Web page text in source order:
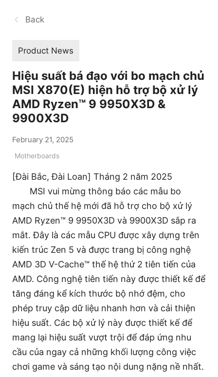
Back
Product News
Hiệu suất bá đạo với bo mạch chủ
MSI X870(E) hiện hỗ trợ bộ xử lý
AMD Ryzen™ 9 9950X3D &
9900X3D
February 21, 2025
Motherboards
[Đài Bắc, Đài Loan] Tháng 2 năm 2025
MSI vui mừng thông báo các mẫu bo
mạch chủ thế hệ mới đã hỗ trợ cho bộ xử lý
AMD Ryzen™ 9 9950X3D và 9900X3D sắp ra
mắt. Đây là các mẫu CPU được xây dựng trên
kiến trúc Zen 5 và được trang bị công nghệ
AMD 3D V-Cache™ thế hệ thứ 2 tiên tiến của
AMD. Công nghệ tiên tiến này được thiết kế để
tăng đáng kể kích thước bộ nhớ đệm, cho
phép truy cập dữ liệu nhanh hơn và cải thiện
hiệu suất. Các bộ xử lý này được thiết kế để
mang lại hiệu suất vượt trội để đáp ứng nhu
cầu của ngay cả những khối lượng công việc
chơi game và sáng tạo nội dung nặng nề nhất.